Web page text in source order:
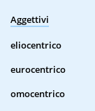
Aggettivi
eliocentrico
eurocentrico
omocentrico